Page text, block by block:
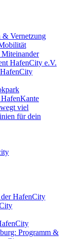
Vernetzung
HafenCity e.V.
viel
für dein
HafenCity
Programm &